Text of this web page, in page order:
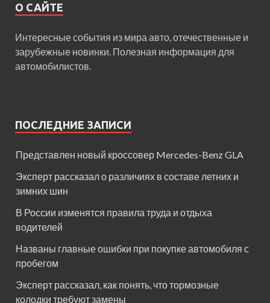
О САЙТЕ
Интересные события из мира авто, отечественные и
зарубежные новинки. Полезная информация для
автомобилистов.
ПОСЛЕДНИЕ ЗАПИСИ
Представлен новый кроссовер Mercedes-Benz GLA
Эксперт рассказал о различиях в составе летних и
зимних шин
В России изменятся правила труда и отдыха
водителей
Названы главные ошибки при покупке автомобиля с
пробегом
Эксперт рассказал, как понять, что тормозные
колодки требуют замены